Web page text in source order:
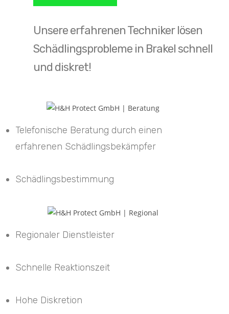
Unsere erfahrenen Techniker lösen
Schädlingsprobleme in Brakel schnell
und diskret!
Telefonische Beratung durch einen
erfahrenen Schädlingsbekämpfer
Schädlingsbestimmung
Regionaler Dienstleister
Schnelle Reaktionszeit
Hohe Diskretion